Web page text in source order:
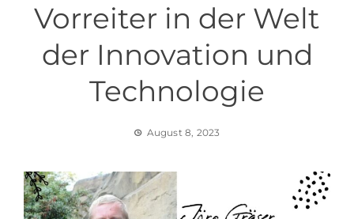
Vorreiter in der Welt
der Innovation und
Technologie
August 8, 2023